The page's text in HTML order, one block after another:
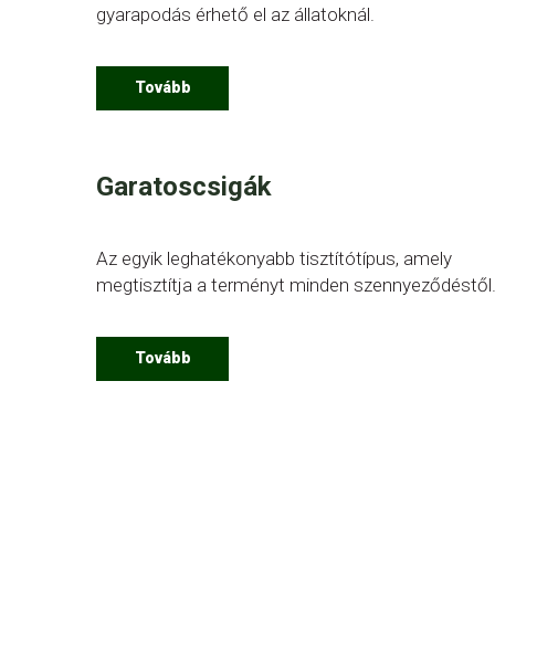
gyarapodás érhető el az állatoknál.
Tovább
Garatoscsigák
Az egyik leghatékonyabb tisztítótípus, amely
megtisztítja a terményt minden szennyeződéstől.
Tovább